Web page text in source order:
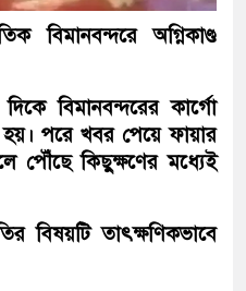
বিমানবন্দরে অগ্নিকাণ্ড
বিমানবন্দরের কার্গো
পরে খবর পেয়ে ফায়ার
পৌঁছে কিছুক্ষণের মধ্যেই
বিষয়টি তাৎক্ষণিকভাবে